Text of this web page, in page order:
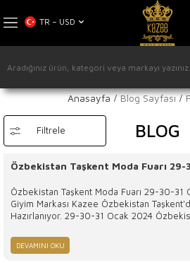
TR − USD
Anasayfa Blog Sayfası
Filtrele BLOG
Özbekistan Taşkent Moda Fuarı 29-
Özbekistan Taşkent Moda Fuarı 29-30-
Giyim Markası Kazee Özbekistan
Hazırlanıyor. 29-30-31 Ocak 2024
Kazee her sezon olduğu gibi bu sezonda
sergilemek ve tanıtmak için Özbekistan'
DEVAMINI OKU